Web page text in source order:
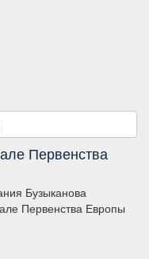
Первенства
Бузыканова
Первенства Европы